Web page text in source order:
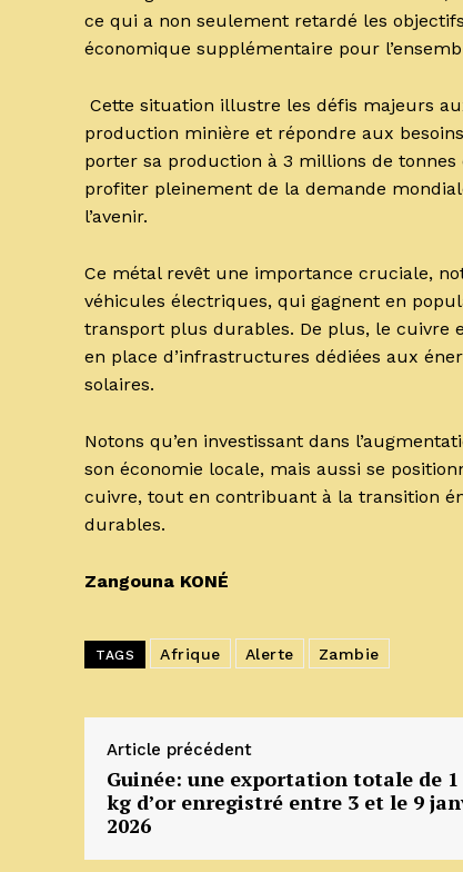
ce qui a non seulement retardé les
économique supplémentaire pour
Cette situation illustre les défis majeurs
production minière et répondre aux
porter sa production à 3 millions de
profiter pleinement de la demande
l’avenir.
Ce métal revêt une importance cruciale,
véhicules électriques, qui gagnent en
transport plus durables. De plus, le cuivre
en place d’infrastructures dédiées aux
solaires.
Notons qu’en investissant dans
son économie locale, mais aussi se
cuivre, tout en contribuant à la transition
durables.
Zangouna KONÉ
TAGS Afrique Alerte Zambie
Article précédent
Guinée: une exportation totale de 1
kg d’or enregistré entre 3 et le 9
2026